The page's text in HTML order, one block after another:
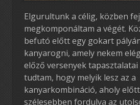
Elgurultunk a célig, közben
megkomponáltam a végét.
befutó előtt egy gokart
kanyarogni, amely nekem
előző versenyek tapasztalatai
tudtam, hogy melyik lesz az a
kanyarkombináció, aholy
szélesebben fordulva az